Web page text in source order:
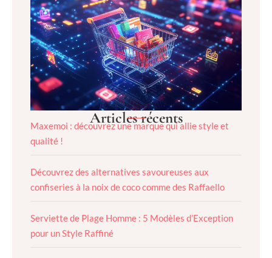
Articles récents
Maxemoi : découvrez une marque qui allie style et
qualité !
Découvrez des alternatives savoureuses aux
confiseries à la noix de coco comme des Raffaello
Serviette de Plage Homme : 5 Modèles d’Exception
pour un Style Raffiné